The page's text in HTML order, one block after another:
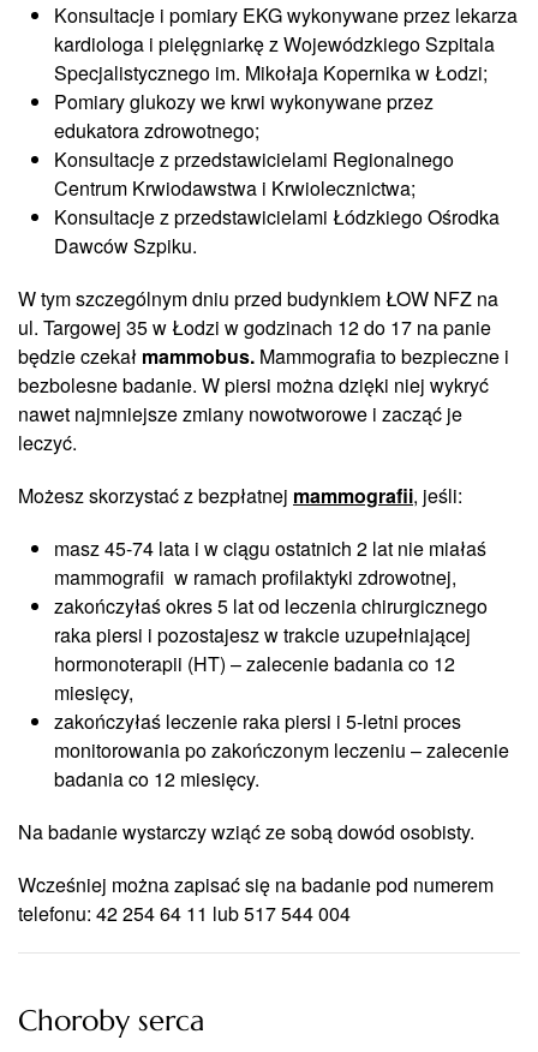
Konsultacje i pomiary EKG wykonywane przez lekarza
kardiologa i pielęgniarkę z Wojewódzkiego Szpitala
Specjalistycznego im. Mikołaja Kopernika w Łodzi;
Pomiary glukozy we krwi wykonywane przez
edukatora zdrowotnego;
Konsultacje z przedstawicielami Regionalnego
Centrum Krwiodawstwa i Krwiolecznictwa;
Konsultacje z przedstawicielami Łódzkiego Ośrodka
Dawców Szpiku.
W tym szczególnym dniu przed budynkiem ŁOW NFZ na
ul. Targowej 35 w Łodzi w godzinach 12 do 17 na panie
będzie czekał mammobus. Mammografia to bezpieczne i
bezbolesne badanie. W piersi można dzięki niej wykryć
nawet najmniejsze zmiany nowotworowe i zacząć je
leczyć.
Możesz skorzystać z bezpłatnej mammografii, jeśli:
masz 45-74 lata i w ciągu ostatnich 2 lat nie miałaś
mammografii w ramach profilaktyki zdrowotnej,
zakończyłaś okres 5 lat od leczenia chirurgicznego
raka piersi i pozostajesz w trakcie uzupełniającej
hormonoterapii (HT) – zalecenie badania co 12
miesięcy,
zakończyłaś leczenie raka piersi i 5-letni proces
monitorowania po zakończonym leczeniu – zalecenie
badania co 12 miesięcy.
Na badanie wystarczy wziąć ze sobą dowód osobisty.
Wcześniej można zapisać się na badanie pod numerem
telefonu: 42 254 64 11 lub 517 544 004
Choroby serca